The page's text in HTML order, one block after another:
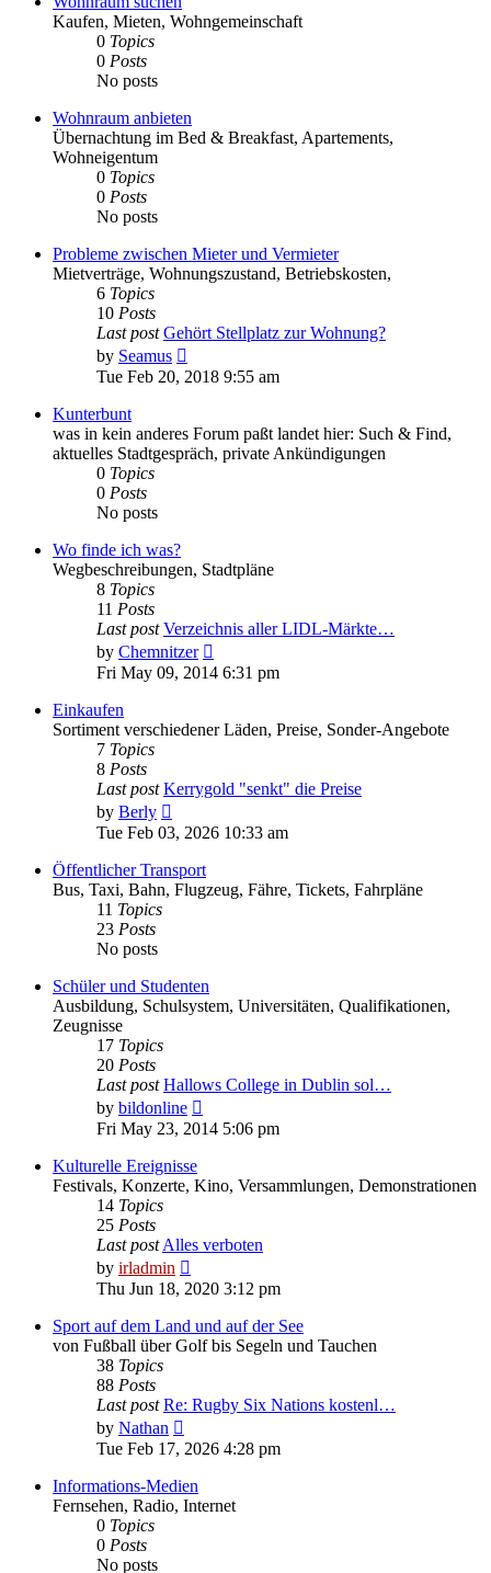
Kaufen, Mieten, Wohngemeinschaft
0 Topics
0 Posts
No posts
Wohnraum anbieten
Übernachtung im Bed & Breakfast, Apartements,
Wohneigentum
0 Topics
0 Posts
No posts
Probleme zwischen Mieter und Vermieter
Mietverträge, Wohnungszustand, Betriebskosten,
6 Topics
10 Posts
Last post Gehört Stellplatz zur Wohnung?
by Seamus
the
Tue Feb 20, 2018 9:55 am
Kunterbunt
was in kein anderes Forum paßt landet hier: Such & Find,
aktuelles Stadtgespräch, private Ankündigungen
0 Topics
0 Posts
No posts
Wo finde ich was?
Wegbeschreibungen, Stadtpläne
8 Topics
11 Posts
Last post Verzeichnis aller LIDL-Märkte…
by Chemnitzer
the
Fri May 09, 2014 6:31 pm
Einkaufen
Sortiment verschiedener Läden, Preise, Sonder-Angebote
7 Topics
8 Posts
Last post Kerrygold "senkt" die Preise
by Berly
the
post
Tue Feb 03, 2026 10:33 am
Öffentlicher Transport
Bus, Taxi, Bahn, Flugzeug, Fähre, Tickets, Fahrpläne
11 Topics
23 Posts
No posts
Schüler und Studenten
Ausbildung, Schulsystem, Universitäten, Qualifikationen,
Zeugnisse
17 Topics
20 Posts
Last post Hallows College in Dublin sol…
by bildonline
the
Fri May 23, 2014 5:06 pm
Kulturelle Ereignisse
Festivals, Konzerte, Kino, Versammlungen, Demonstrationen
14 Topics
25 Posts
Last postAlles verboten
by irladmin
the
post
Thu Jun 18, 2020 3:12 pm
Sport auf dem Land und auf der See
von Fußball über Golf bis Segeln und Tauchen
38 Topics
88 Posts
Last post Re: Rugby Six Nations kostenl…
by Nathan
the
post
Tue Feb 17, 2026 4:28 pm
Informations-Medien
Fernsehen, Radio, Internet
0 Topics
0 Posts
No posts